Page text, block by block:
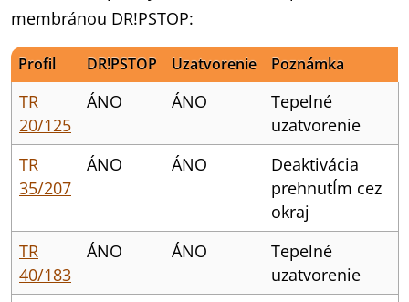
membránou DR!PSTOP:
Profil DR!PSTOP Uzatvorenie Poznámka
TR
20/125
ÁNO ÁNO
Tepelné
uzatvorenie
TR
35/207
ÁNO ÁNO
Deaktivácia
prehnutÍm cez
okraj
TR
40/183
ÁNO ÁNO
Tepelné
uzatvorenie